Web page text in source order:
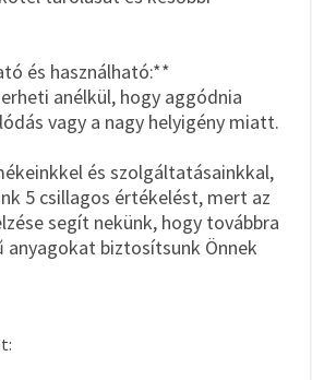
és használható:**
anélkül, hogy aggódnia
vagy a nagy helyigény miatt.
és szolgáltatásainkkal,
5 csillagos értékelést, mert az
segít nekünk, hogy továbbra
anyagokat biztosítsunk Önnek